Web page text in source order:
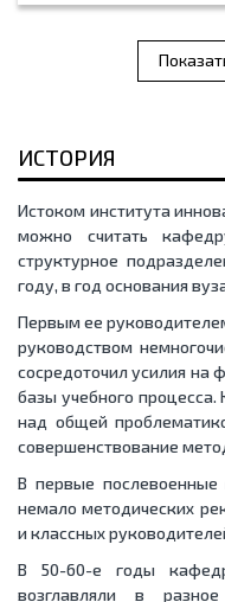
ИСТОРИЯ
Истоком института
можно считать
структурное
году, в год основания
Первым ее
руководством
сосредоточил усилия на
базы учебного
над общей
совершенствование
В первые
немало методических
и классных
В 50-60-е годы
возглавляли в